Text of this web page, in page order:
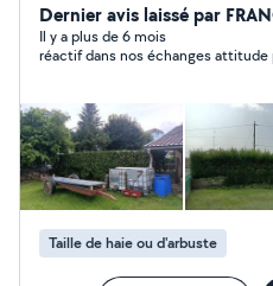
petites surface
état/débroussaillage de friches 15 ans
dans le domaine. Je peux également vous aidez lors de
et gros encombrants, ainsi
Dernier avis laissé par
Il y a plus de 6 mois
réactif dans
Taille de haie ou d'arbuste